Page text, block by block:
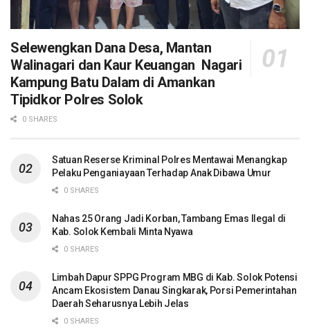
Selewengkan Dana Desa, Mantan
Walinagari dan Kaur Keuangan Nagari
Kampung Batu Dalam di Amankan
Tipidkor Polres Solok
0 SHARES
Satuan Reserse Kriminal Polres Mentawai Menangkap
Pelaku Penganiayaan Terhadap Anak Dibawa Umur
0 SHARES
Nahas 25 Orang Jadi Korban, Tambang Emas Ilegal di
Kab. Solok Kembali Minta Nyawa
0 SHARES
Limbah Dapur SPPG Program MBG di Kab. Solok Potensi
Ancam Ekosistem Danau Singkarak, Porsi Pemerintahan
Daerah Seharusnya Lebih Jelas
0 SHARES